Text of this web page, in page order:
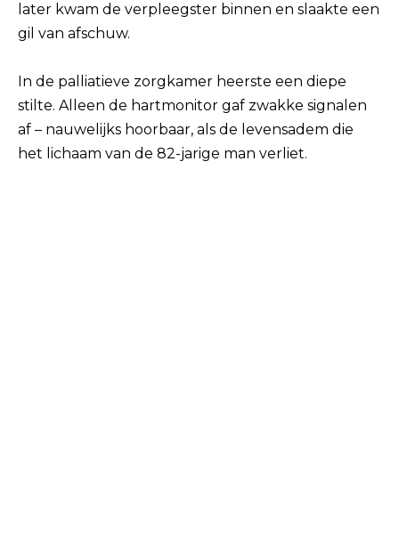
later kwam de verpleegster binnen en slaakte een
gil van afschuw.
In de palliatieve zorgkamer heerste een diepe
stilte. Alleen de hartmonitor gaf zwakke signalen
af ​​– nauwelijks hoorbaar, als de levensadem die
het lichaam van de 82-jarige man verliet.